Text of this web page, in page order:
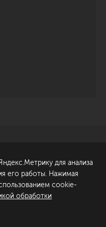
Обсудить проект
для анализа
его работы. Нажимая
cookie-
обработки